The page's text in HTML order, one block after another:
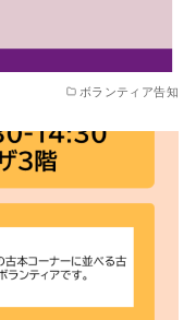
ボランティア告知